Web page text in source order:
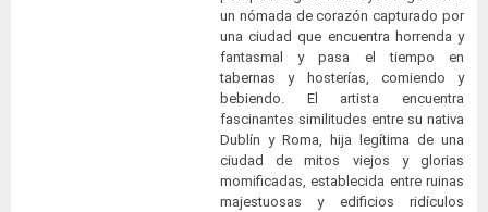
un nómada de corazón capturado por
una ciudad que encuentra horrenda y
fantasmal y pasa el tiempo en
tabernas y hosterías, comiendo y
bebiendo. El artista encuentra
fascinantes similitudes entre su nativa
Dublín y Roma, hija legítima de una
ciudad de mitos viejos y glorias
momificadas, establecida entre ruinas
majestuosas y edificios ridículos